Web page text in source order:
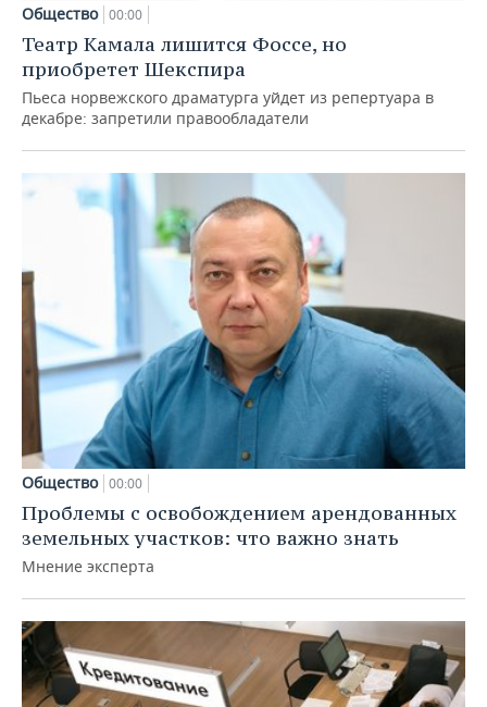
Общество 00:00
Театр Камала лишится Фоссе, но
приобретет Шекспира
Пьеса норвежского драматурга уйдет из репертуара в
декабре: запретили правообладатели
Общество 00:00
Проблемы с освобождением арендованных
земельных участков: что важно знать
Мнение эксперта